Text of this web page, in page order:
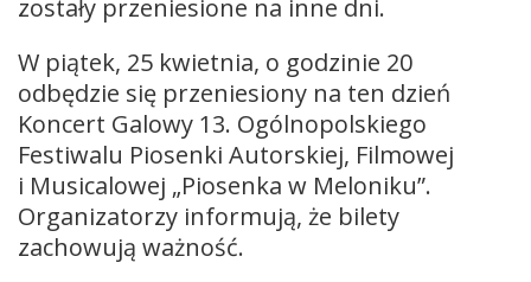
zostały przeniesione na inne dni.
W piątek, 25 kwietnia, o godzinie 20
odbędzie się przeniesiony na ten dzień
Koncert Galowy 13. Ogólnopolskiego
Festiwalu Piosenki Autorskiej, Filmowej
i Musicalowej „Piosenka w Meloniku”.
Organizatorzy informują, że bilety
zachowują ważność.